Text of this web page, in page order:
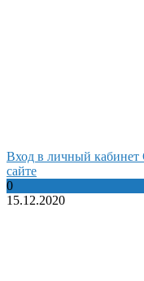
Вход в личный
сайте
0
15.12.2020